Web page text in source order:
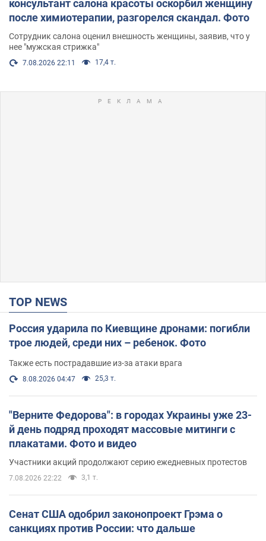
консультант салона красоты оскорбил женщину
после химиотерапии, разгорелся скандал. Фото
Сотрудник салона оценил внешность женщины, заявив, что у
нее "мужская стрижка"
7.08.2026 22:11 17,4 т.
TOP NEWS
Россия ударила по Киевщине дронами: погибли
трое людей, среди них – ребенок. Фото
Также есть пострадавшие из-за атаки врага
8.08.2026 04:47 25,3 т.
"Верните Федорова": в городах Украины уже 23-
й день подряд проходят массовые митинги с
плакатами. Фото и видео
Участники акций продолжают серию ежедневных протестов
7.08.2026 22:22 3,1 т.
Сенат США одобрил законопроект Грэма о
санкциях против России: что дальше